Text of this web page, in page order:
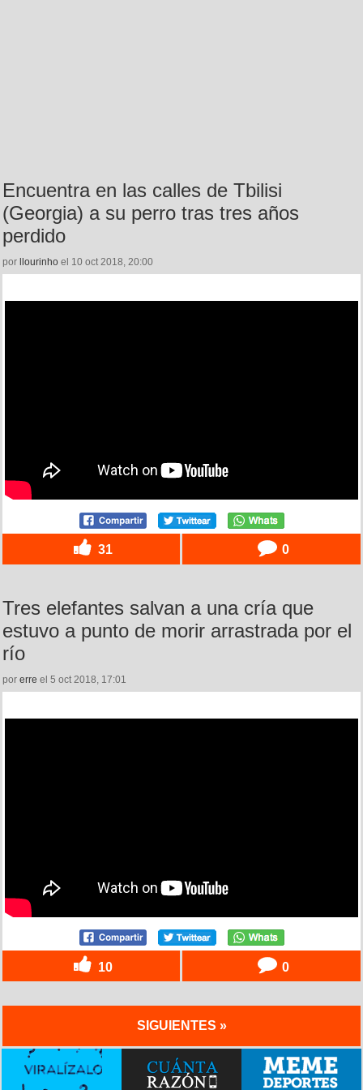
Encuentra en las calles de Tbilisi
(Georgia) a su perro tras tres años
perdido
por llourinho el 10 oct 2018, 20:00
31 0
Tres elefantes salvan a una cría que
estuvo a punto de morir arrastrada por el
río
por erre el 5 oct 2018, 17:01
10 0
SIGUIENTES »